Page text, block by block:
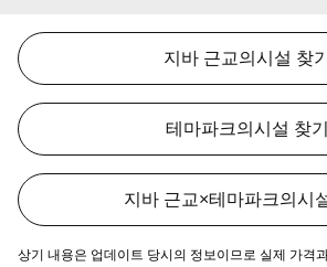
지바 근교의시설 찾기
테마파크의시설 찾기
지바 근교×테마파크의시
상기 내용은 업데이트 당시의 정보이므로 실제 가격